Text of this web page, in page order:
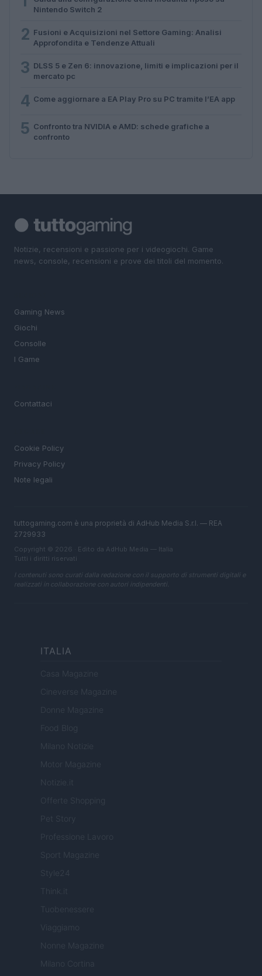
Nintendo Switch 2
2 Fusioni e Acquisizioni nel Settore Gaming: Analisi
Approfondita e Tendenze Attuali
3 DLSS 5 e Zen 6: innovazione, limiti e implicazioni per il
mercato pc
4 Come aggiornare a EA Play Pro su PC tramite l’EA app
5 Confronto tra NVIDIA e AMD: schede grafiche a
confronto
Notizie, recensioni e passione per i videogiochi. Game
news, console, recensioni e prove dei titoli del momento.
Gaming News
Giochi
Consolle
I Game
Contattaci
Cookie Policy
Privacy Policy
Note legali
tuttogaming.com è una proprietà di AdHub Media S.r.l. — REA
2729933
Copyright © 2026 · Edito da AdHub Media — Italia
Tutti i diritti riservati
I contenuti sono curati dalla redazione con il supporto di strumenti digitali e
realizzati in collaborazione con autori indipendenti.
ITALIA
Casa Magazine
Cineverse Magazine
Donne Magazine
Food Blog
Milano Notizie
Motor Magazine
Notizie.it
Offerte Shopping
Pet Story
Professione Lavoro
Sport Magazine
Style24
Tuobenessere
Viaggiamo
Nonne Magazine
Milano Cortina